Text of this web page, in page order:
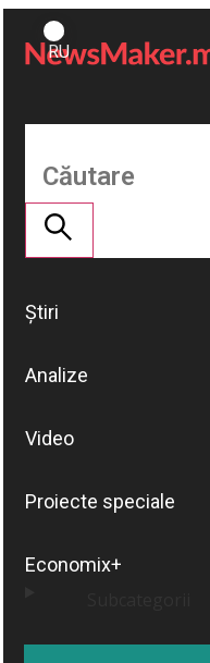
ROMÂNĂ
RU
Susține
NM
Știri
Analize
Video
Proiecte speciale
Economix+